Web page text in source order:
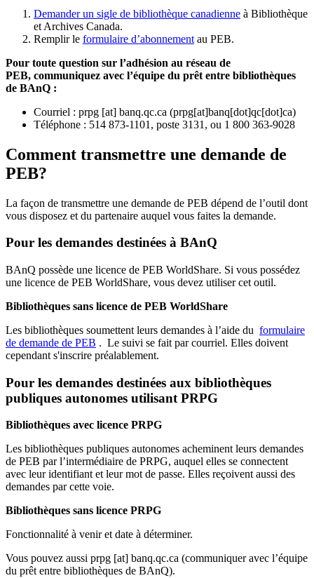
Demander un sigle de bibliothèque canadienne à Bibliothèque
et Archives Canada.
Remplir le formulaire d’abonnement au PEB.
Pour toute question sur l’adhésion au réseau de
PEB, communiquez avec l’équipe du prêt entre bibliothèques
de BAnQ :
Courriel : prpg [at] banq.qc.ca (prpg[at]banq[dot]qc[dot]ca)
Téléphone : 514 873-1101, poste 3131, ou 1 800 363-9028
Comment transmettre une demande de
PEB?
La façon de transmettre une demande de PEB dépend de l’outil dont
vous disposez et du partenaire auquel vous faites la demande.
Pour les demandes destinées à BAnQ
BAnQ possède une licence de PEB WorldShare. Si vous possédez
une licence de PEB WorldShare, vous devez utiliser cet outil.
Bibliothèques sans licence de PEB WorldShare
Les bibliothèques soumettent leurs demandes à l’aide du formulaire
de demande de PEB . Le suivi se fait par courriel. Elles doivent
cependant s'inscrire préalablement.
Pour les demandes destinées aux bibliothèques
publiques autonomes utilisant PRPG
Bibliothèques avec licence PRPG
Les bibliothèques publiques autonomes acheminent leurs demandes
de PEB par l’intermédiaire de PRPG, auquel elles se connectent
avec leur identifiant et leur mot de passe. Elles reçoivent aussi des
demandes par cette voie.
Bibliothèques sans licence PRPG
Fonctionnalité à venir et date à déterminer.
Vous pouvez aussi prpg [at] banq.qc.ca (communiquer avec l’équipe
du prêt entre bibliothèques de BAnQ).